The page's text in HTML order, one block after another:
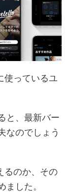
使っているユ
と、最新バー
なのでしょう
るのか、その
ました。